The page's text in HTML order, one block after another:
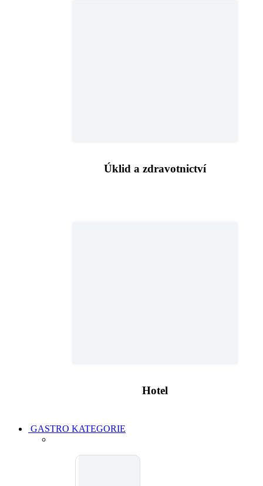
Úklid a zdravotnictví
Hotel
GASTRO KATEGORIE